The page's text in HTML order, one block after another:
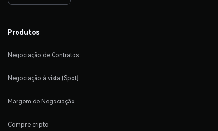
Produtos
Negociação de Contratos
Negociação à vista (Spot)
Margem de Negociação
Compre cripto